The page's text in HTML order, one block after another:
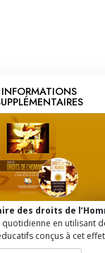
INFORMATIONS
des droits de
quotidienne en utilisant
conçus à cet